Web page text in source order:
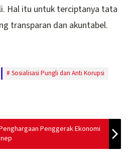
Hal itu untuk terciptanya tata
transparan dan akuntabel.
Sosialisasi Pungli dan Anti Korupsi
Penggerak Ekonomi